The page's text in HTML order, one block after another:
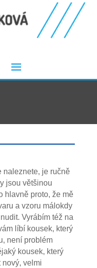
naleznete, je ručně
jsou většinou
hlavně proto, že mě
a vzoru málokdy
Vyrábím též na
líbí kousek, který
není problém
kousek, který
nový, velmi